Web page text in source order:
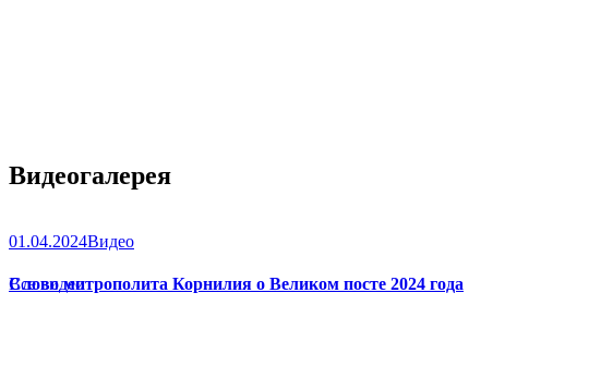
Видеогалерея
01.04.2024Видео
Слово митрополита Корнилия о Великом посте 2024 года
Все видео